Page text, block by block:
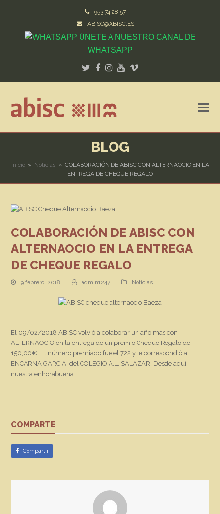
953 74 28 57
ABISC@ABISC.ES
ÚNETE A NUESTRO CANAL DE
WHATSAPP
Twitter
Facebook
Instagram
Youtube
Vimeo
BLOG
Inicio » Noticias » COLABORACIÓN DE ABISC CON ALTERNAOCIO EN LA
ENTREGA DE CHEQUE REGALO
COLABORACIÓN DE ABISC CON
ALTERNAOCIO EN LA ENTREGA
DE CHEQUE REGALO
9 febrero, 2018 admin1247 Noticias
El 09/02/2018 ABISC volvió a colaborar un año más con
ALTERNAOCIO en la entrega de un premio Cheque Regalo de
150,00€. El número premiado fue el 722 y le correspondió a
ENCARNA GARCIA, del COLEGIO A.L. SALAZAR. Desde aquí
nuestra enhorabuena.
COMPARTE
Compartir